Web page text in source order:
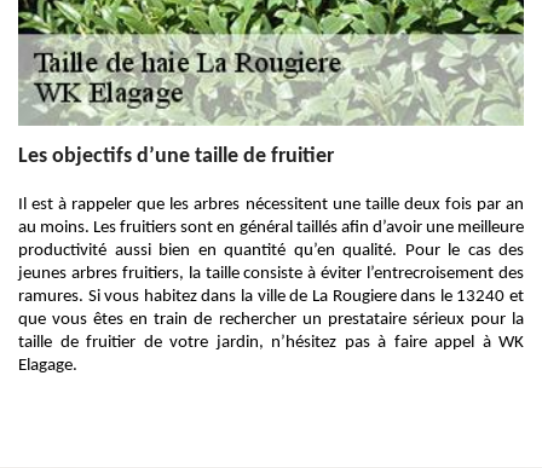
Les objectifs d’une taille de fruitier
Il est à rappeler que les arbres nécessitent une taille deux fois par an
au moins. Les fruitiers sont en général taillés afin d’avoir une meilleure
productivité aussi bien en quantité qu’en qualité. Pour le cas des
jeunes arbres fruitiers, la taille consiste à éviter l’entrecroisement des
ramures. Si vous habitez dans la ville de La Rougiere dans le 13240 et
que vous êtes en train de rechercher un prestataire sérieux pour la
taille de fruitier de votre jardin, n’hésitez pas à faire appel à WK
Elagage.